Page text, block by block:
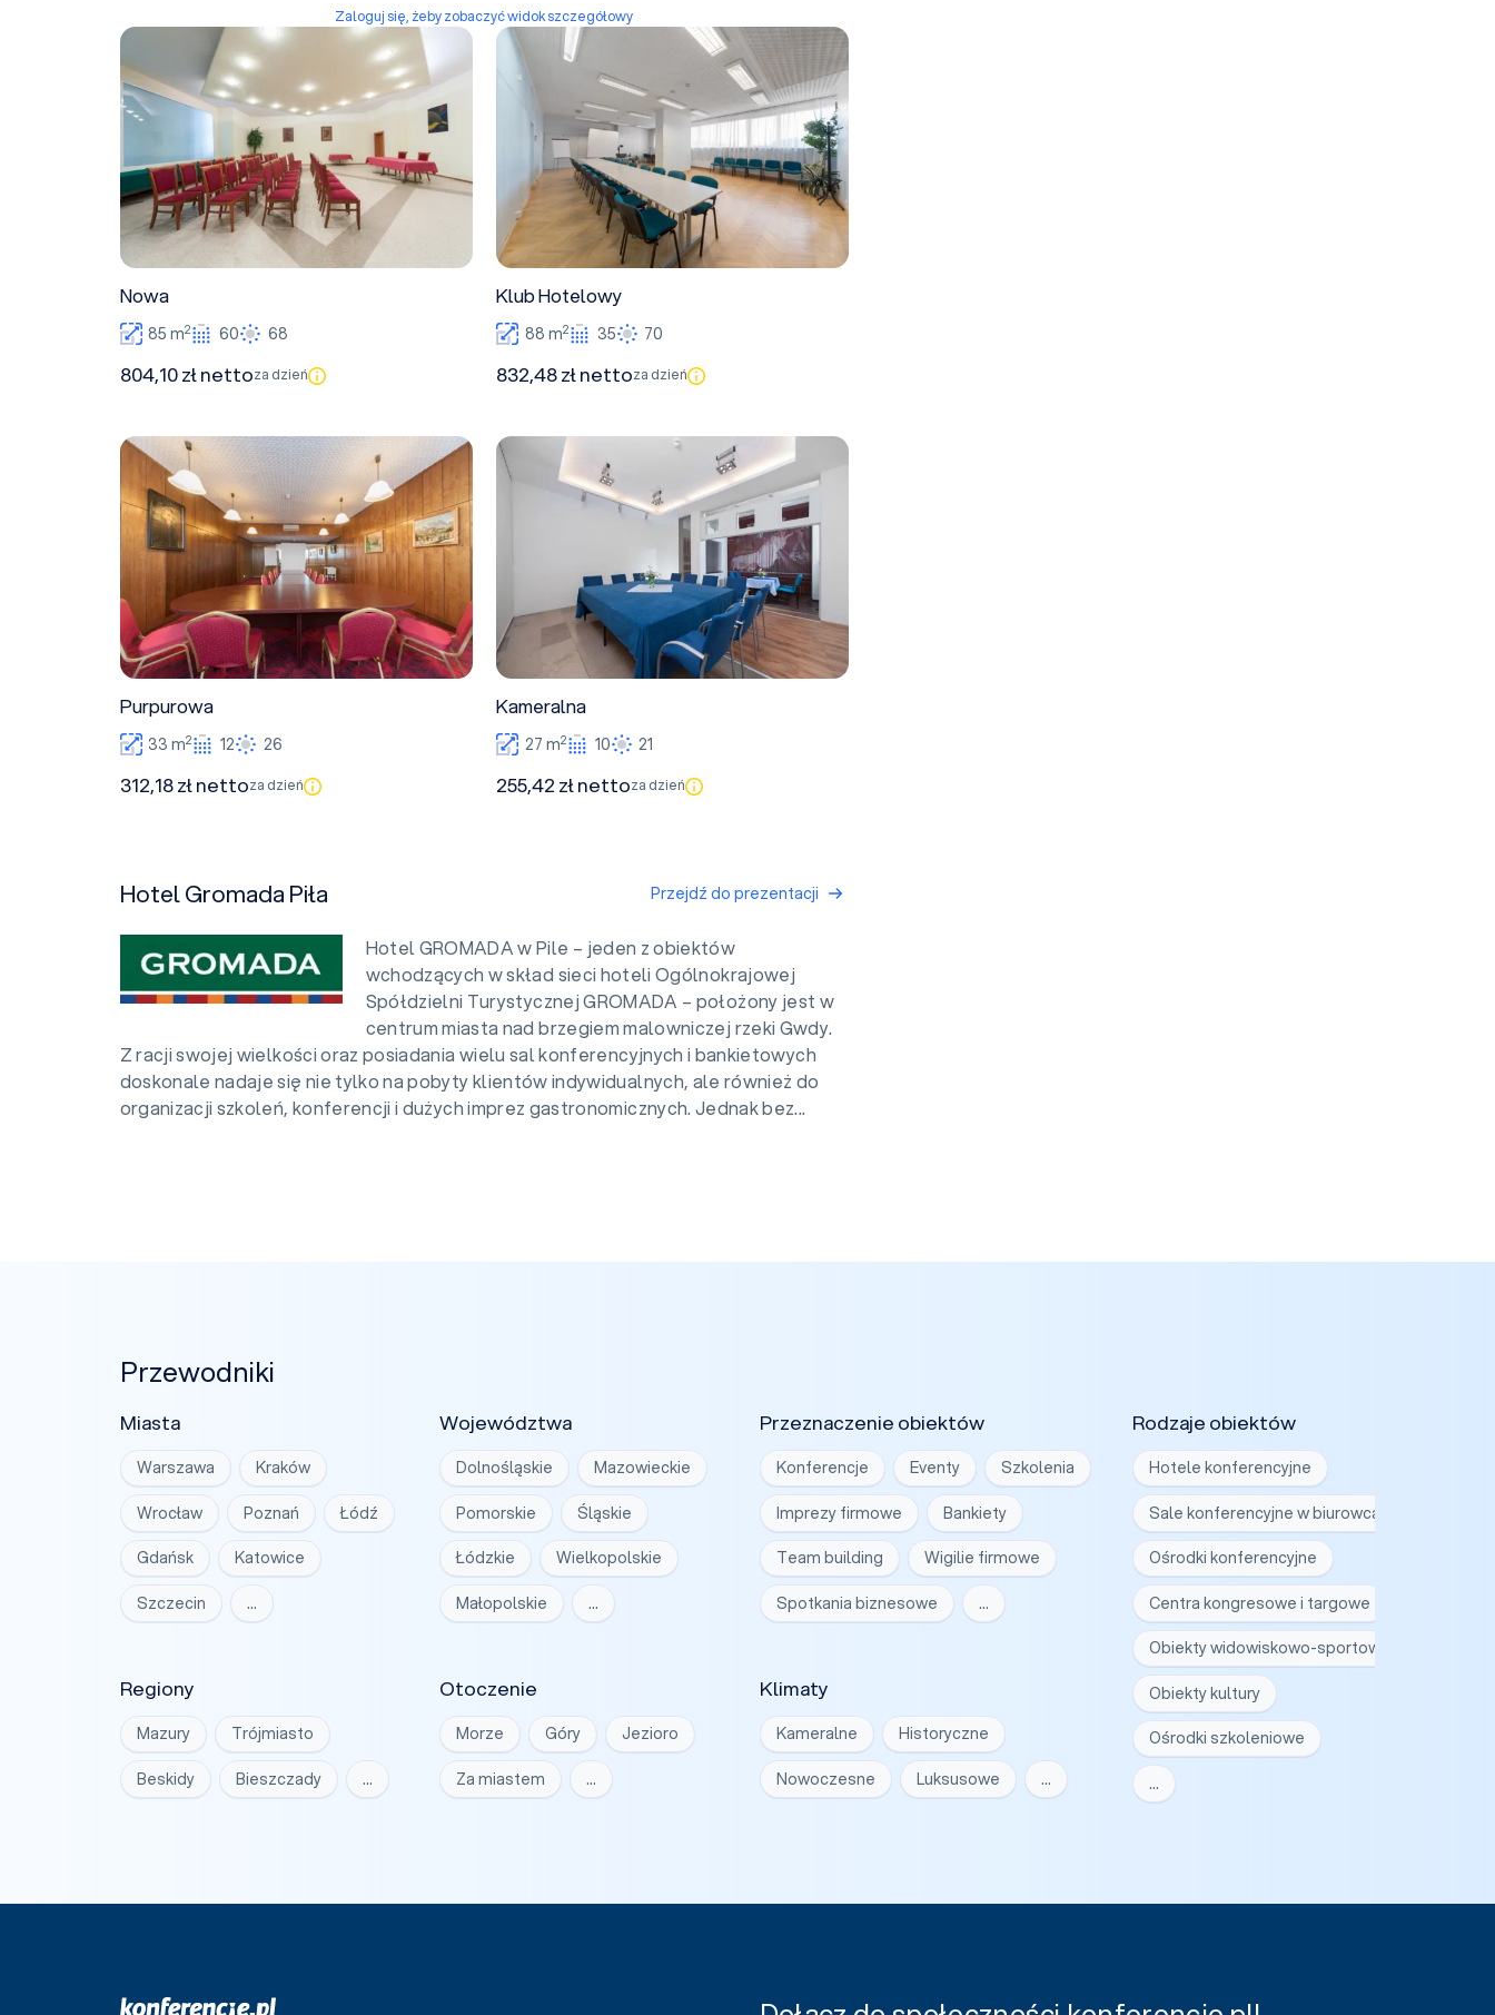
Zaloguj się, żeby zobaczyć widok szczegółowy
Nowa
85 m2 60 68
804,10 zł nettoza dzień
Klub Hotelowy
Klub Hotelowy
88 m2 35 70
832,48 zł nettoza dzień
Purpurowa
Purpurowa
33 m2 12 26
312,18 zł nettoza dzień
Kameralna
Kameralna
27 m2 10 21
255,42 zł nettoza dzień
Hotel Gromada Piła Przejdź do prezentacji
Hotel GROMADA w Pile – jeden z obiektów
wchodzących w skład sieci hoteli Ogólnokrajowej
Spółdzielni Turystycznej GROMADA – położony jest w
centrum miasta nad brzegiem malowniczej rzeki Gwdy.
Z racji swojej wielkości oraz posiadania wielu sal konferencyjnych i bankietowych
doskonale nadaje się nie tylko na pobyty klientów indywidualnych, ale również do
organizacji szkoleń, konferencji i dużych imprez gastronomicznych. Jednak bez...
Przewodniki
Miasta
Warszawa Kraków
Wrocław Poznań Łódź
Gdańsk Katowice
Szczecin …
Województwa
Dolnośląskie Mazowieckie
Pomorskie Śląskie
Łódzkie Wielkopolskie
Małopolskie …
Regiony
Mazury Trójmiasto
Beskidy Bieszczady …
Otoczenie
Morze Góry Jezioro
Za miastem …
Klimaty
Kameralne Historyczne
Nowoczesne Luksusowe …
Przeznaczenie obiektów
Konferencje Eventy Szkolenia
Imprezy firmowe Bankiety
Team building Wigilie firmowe
Spotkania biznesowe …
Rodzaje obiektów
Hotele konferencyjne
Sale konferencyjne w biurowcach
Ośrodki konferencyjne
Centra kongresowe i targowe
Obiekty widowiskowo-sportowe
Obiekty kultury
Ośrodki szkoleniowe
…